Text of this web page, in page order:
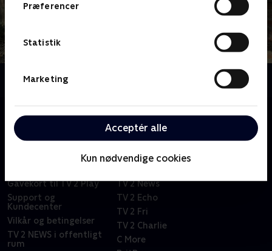
Præferencer
Statistik
Marketing
Acceptér alle
Kun nødvendige cookies
Om Liv på landet
Om TV 2 Play
Priser og abonnement
Gavekort til TV 2 Play
Support og
Kundecenter
Vilkår og betingelser
TV 2 NEWS i offentligt
rum
Kanaler
TV 2
TV 2 News
TV 2 Echo
TV 2 Fri
TV 2 Charlie
C More